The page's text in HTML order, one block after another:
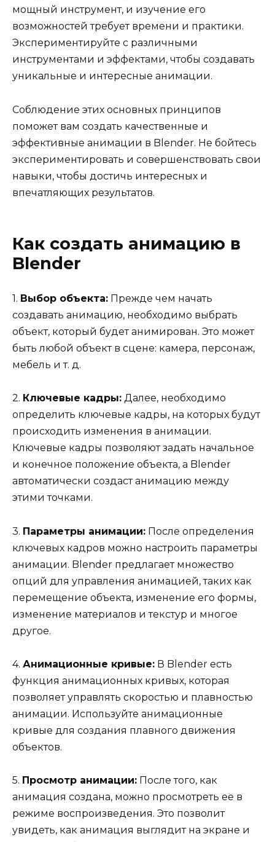
мощный инструмент, и изучение его
возможностей требует времени и практики.
Экспериментируйте с различными
инструментами и эффектами, чтобы создавать
уникальные и интересные анимации.
Соблюдение этих основных принципов
поможет вам создать качественные и
эффективные анимации в Blender. Не бойтесь
экспериментировать и совершенствовать свои
навыки, чтобы достичь интересных и
впечатляющих результатов.
Как создать анимацию в
Blender
1. Выбор объекта: Прежде чем начать
создавать анимацию, необходимо выбрать
объект, который будет анимирован. Это может
быть любой объект в сцене: камера, персонаж,
мебель и т. д.
2. Ключевые кадры: Далее, необходимо
определить ключевые кадры, на которых будут
происходить изменения в анимации.
Ключевые кадры позволяют задать начальное
и конечное положение объекта, а Blender
автоматически создаст анимацию между
этими точками.
3. Параметры анимации: После определения
ключевых кадров можно настроить параметры
анимации. Blender предлагает множество
опций для управления анимацией, таких как
перемещение объекта, изменение его формы,
изменение материалов и текстур и многое
другое.
4. Анимационные кривые: В Blender есть
функция анимационных кривых, которая
позволяет управлять скоростью и плавностью
анимации. Используйте анимационные
кривые для создания плавного движения
объектов.
5. Просмотр анимации: После того, как
анимация создана, можно просмотреть ее в
режиме воспроизведения. Это позволит
увидеть, как анимация выглядит на экране и